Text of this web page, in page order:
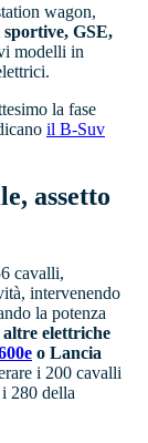
wagon,
sportive, GSE,
modelli in
la fase
il B-Suv
assetto
cavalli,
intervenendo
la potenza
elettriche
o Lancia
i 200 cavalli
280 della